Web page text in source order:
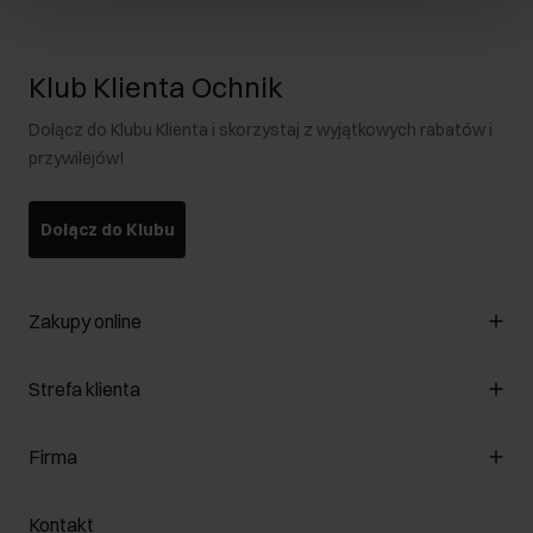
Klub Klienta Ochnik
Dołącz do Klubu Klienta i skorzystaj z wyjątkowych rabatów i
przywilejów!
Dołącz do Klubu
Zakupy online
Zarządzaj cookies
Formy płatności
Jak dokonać zwrotu?
Strefa klienta
Klub Klienta
Firma
O nas
Kontakt